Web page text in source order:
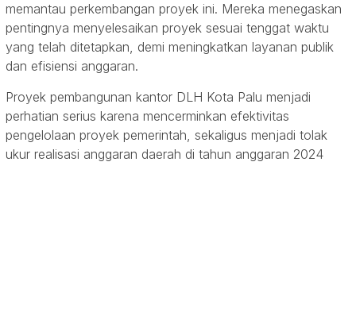
memantau perkembangan proyek ini. Mereka menegaskan
pentingnya menyelesaikan proyek sesuai tenggat waktu
yang telah ditetapkan, demi meningkatkan layanan publik
dan efisiensi anggaran.
Proyek pembangunan kantor DLH Kota Palu menjadi
perhatian serius karena mencerminkan efektivitas
pengelolaan proyek pemerintah, sekaligus menjadi tolak
ukur realisasi anggaran daerah di tahun anggaran 2024